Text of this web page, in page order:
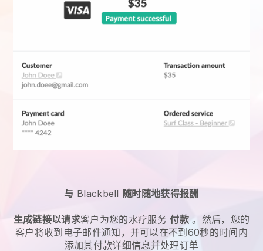
与 Blackbell 随时随地获得报酬
生成链接以请求客户为您的水疗服务 付款。然后，您的
客户将收到电子邮件通知，并可以在不到60秒的时间内
添加其付款详细信息并处理订单